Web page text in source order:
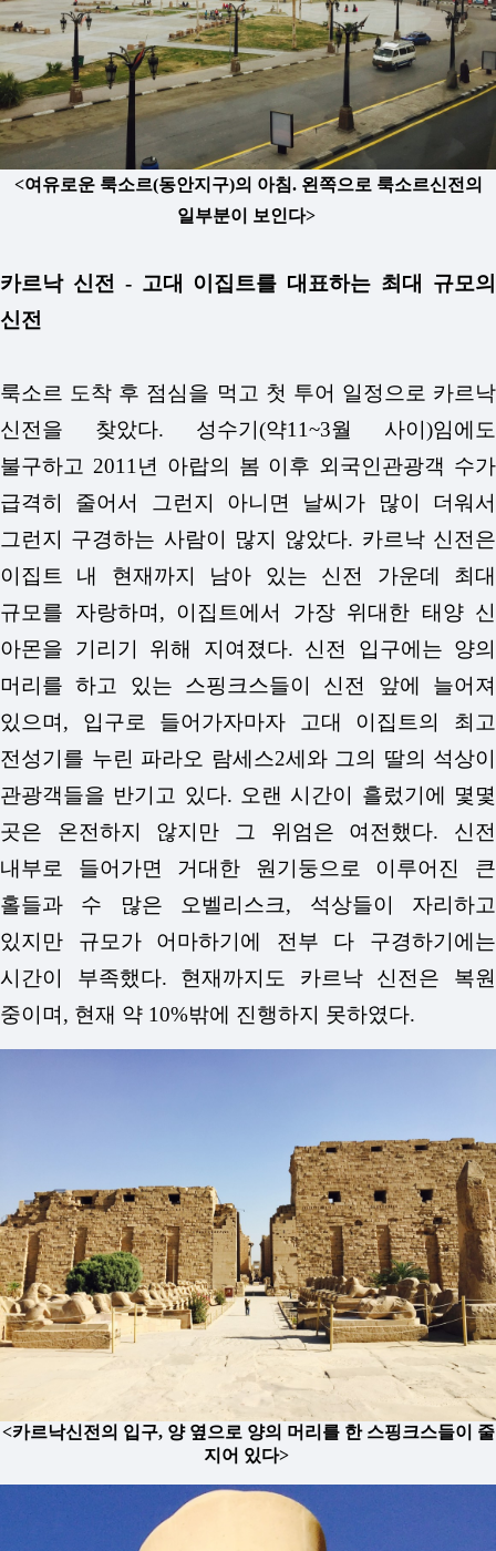
<여유로운 룩소르(동안지구)의 아침. 왼쪽으로 룩소르신전의
일부분이 보인다>
카르낙 신전 - 고대 이집트를 대표하는 최대 규모의
신전
룩소르 도착 후 점심을 먹고 첫 투어 일정으로 카르낙
신전을 찾았다. 성수기(약11~3월 사이)임에도
불구하고 2011년 아랍의 봄 이후 외국인관광객 수가
급격히 줄어서 그런지 아니면 날씨가 많이 더워서
그런지 구경하는 사람이 많지 않았다. 카르낙 신전은
이집트 내 현재까지 남아 있는 신전 가운데 최대
규모를 자랑하며, 이집트에서 가장 위대한 태양 신
아몬을 기리기 위해 지여졌다. 신전 입구에는 양의
머리를 하고 있는 스핑크스들이 신전 앞에 늘어져
있으며, 입구로 들어가자마자 고대 이집트의 최고
전성기를 누린 파라오 람세스2세와 그의 딸의 석상이
관광객들을 반기고 있다. 오랜 시간이 흘렀기에 몇몇
곳은 온전하지 않지만 그 위엄은 여전했다. 신전
내부로 들어가면 거대한 원기둥으로 이루어진 큰
홀들과 수 많은 오벨리스크, 석상들이 자리하고
있지만 규모가 어마하기에 전부 다 구경하기에는
시간이 부족했다. 현재까지도 카르낙 신전은 복원
중이며, 현재 약 10%밖에 진행하지 못하였다.
<카르낙신전의 입구, 양 옆으로 양의 머리를 한 스핑크스들이 줄
지어 있다>